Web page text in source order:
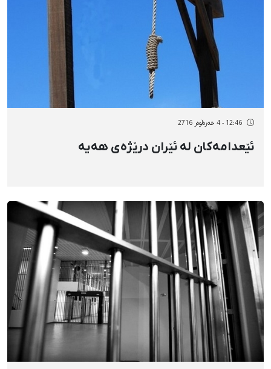
12:46 - 4 خەزەڵوەر 2716
ئێعدامەکان لە ئێران درێژەی هەیە